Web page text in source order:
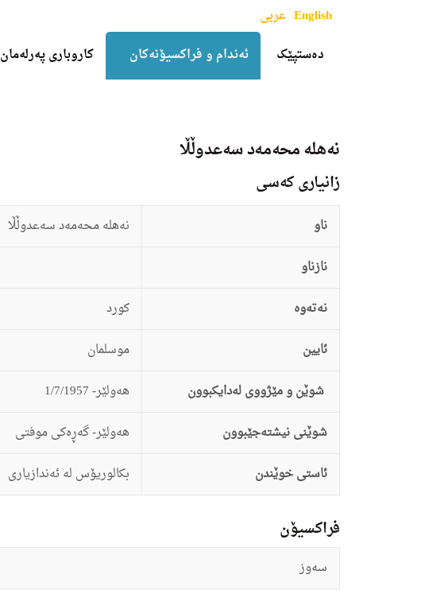
دەستپێک ئەندام و فراکسیۆنەکان کاروباری پەرلەمان
English عربی
نه‌هله‌ محه‌مه‌د سه‌عدوڵڵا
زانيارى کەسی
ناو
نه‌هله‌ محه‌مه‌د سه‌عدوڵڵا
نازناو
نەتەوە
كورد
ئایین
موسلمان
شوێن و مێژووی لەدایکبوون
هه‌ولێر- 1/7/1957
شوێنی نیشتەجێبوون
هه‌ولێر- گه‌ڕه‌كى موفتى
ئاستى خوێندن
بكالوریۆس له‌ ئه‌ندازیارى
فراکسیۆن
سه‌وز